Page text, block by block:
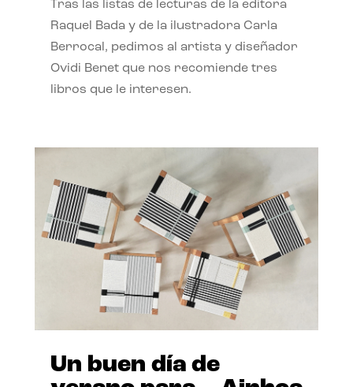
Tras las listas de lecturas de la editora
Raquel Bada y de la ilustradora Carla
Berrocal, pedimos al artista y diseñador
Ovidi Benet que nos recomiende tres
libros que le interesen.
Un buen día de